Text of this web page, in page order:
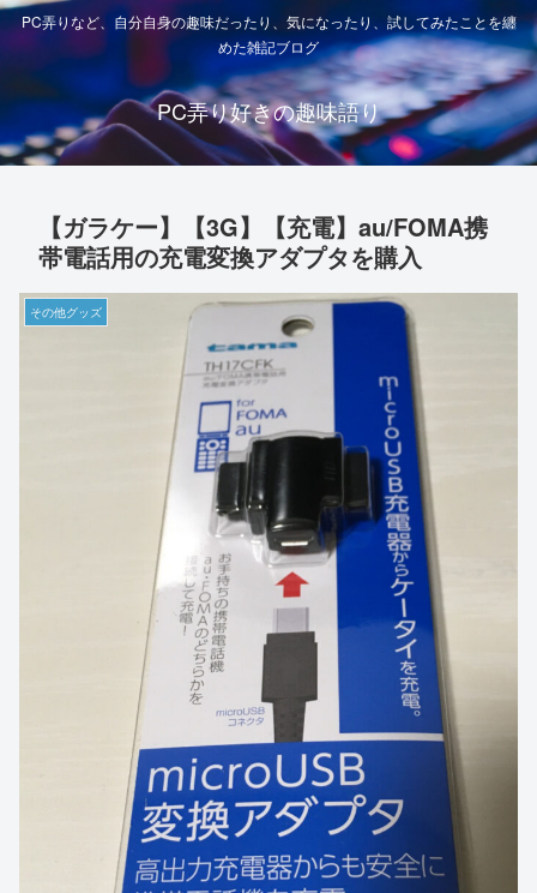
PC弄りなど、自分自身の趣味だったり、気になったり、試してみたことを纏
めた雑記ブログ
PC弄り好きの趣味語り
【ガラケー】【3G】【充電】au/FOMA携
帯電話用の充電変換アダプタを購入
その他グッズ